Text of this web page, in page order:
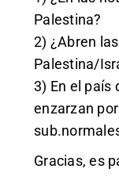
Palestina?
2) ¿Abren
Palestina/
3) En el país
enzarzan
Gracias, es